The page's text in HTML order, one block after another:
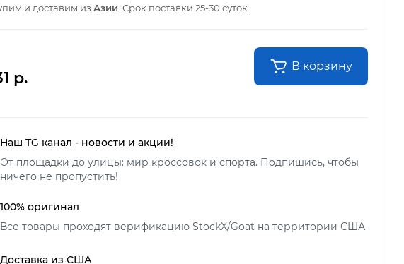
и доставим из Азии . Срок поставки 25-30 суток
р.
В корзину
Наш TG канал - новости и акции!
От площадки до улицы: мир кроссовок и спорта. Подпишись, чтобы
ничего не пропустить!
100% оригинал
Все товары проходят верификацию StockX/Goat на территории США
Доставка из США